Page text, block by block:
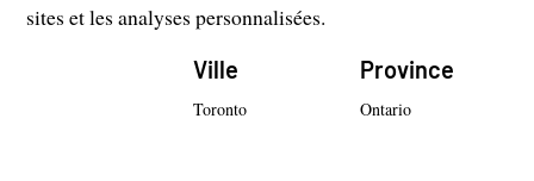
sites et les analyses personnalisées.
Ville
Toronto
Province
Ontario